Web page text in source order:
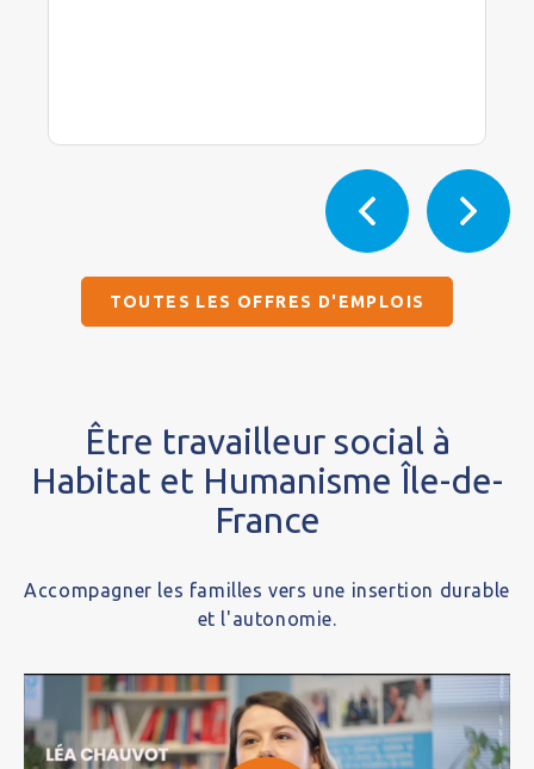
TOUTES LES OFFRES D'EMPLOIS
Être travailleur social à
Habitat et Humanisme Île-de-
France
Accompagner les familles vers une insertion durable
et l'autonomie.